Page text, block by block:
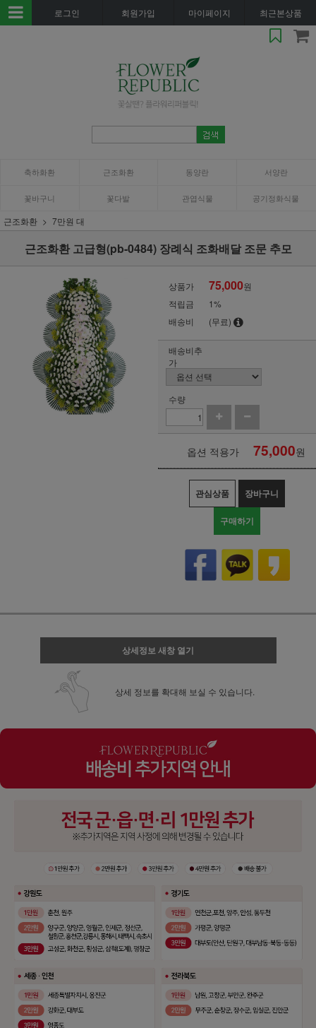
로그인 회원가입 마이페이지 최근본상품
축하화환 근조화환 동양란 서양란
꽃바구니 꽃다발 관엽식물 공기정화식물
근조화환 7만원 대
근조화환 고급형(pb-0484) 장례식 조화배달 조문 추모
상품가 75,000원
적립금
1%
배송비
(무료)
배송비추
가
수량
옵션 적용가 75,000원
관심상품 장바구니
구매하기
상세정보 새창 열기
상세 정보를 확대해 보실 수 있습니다.